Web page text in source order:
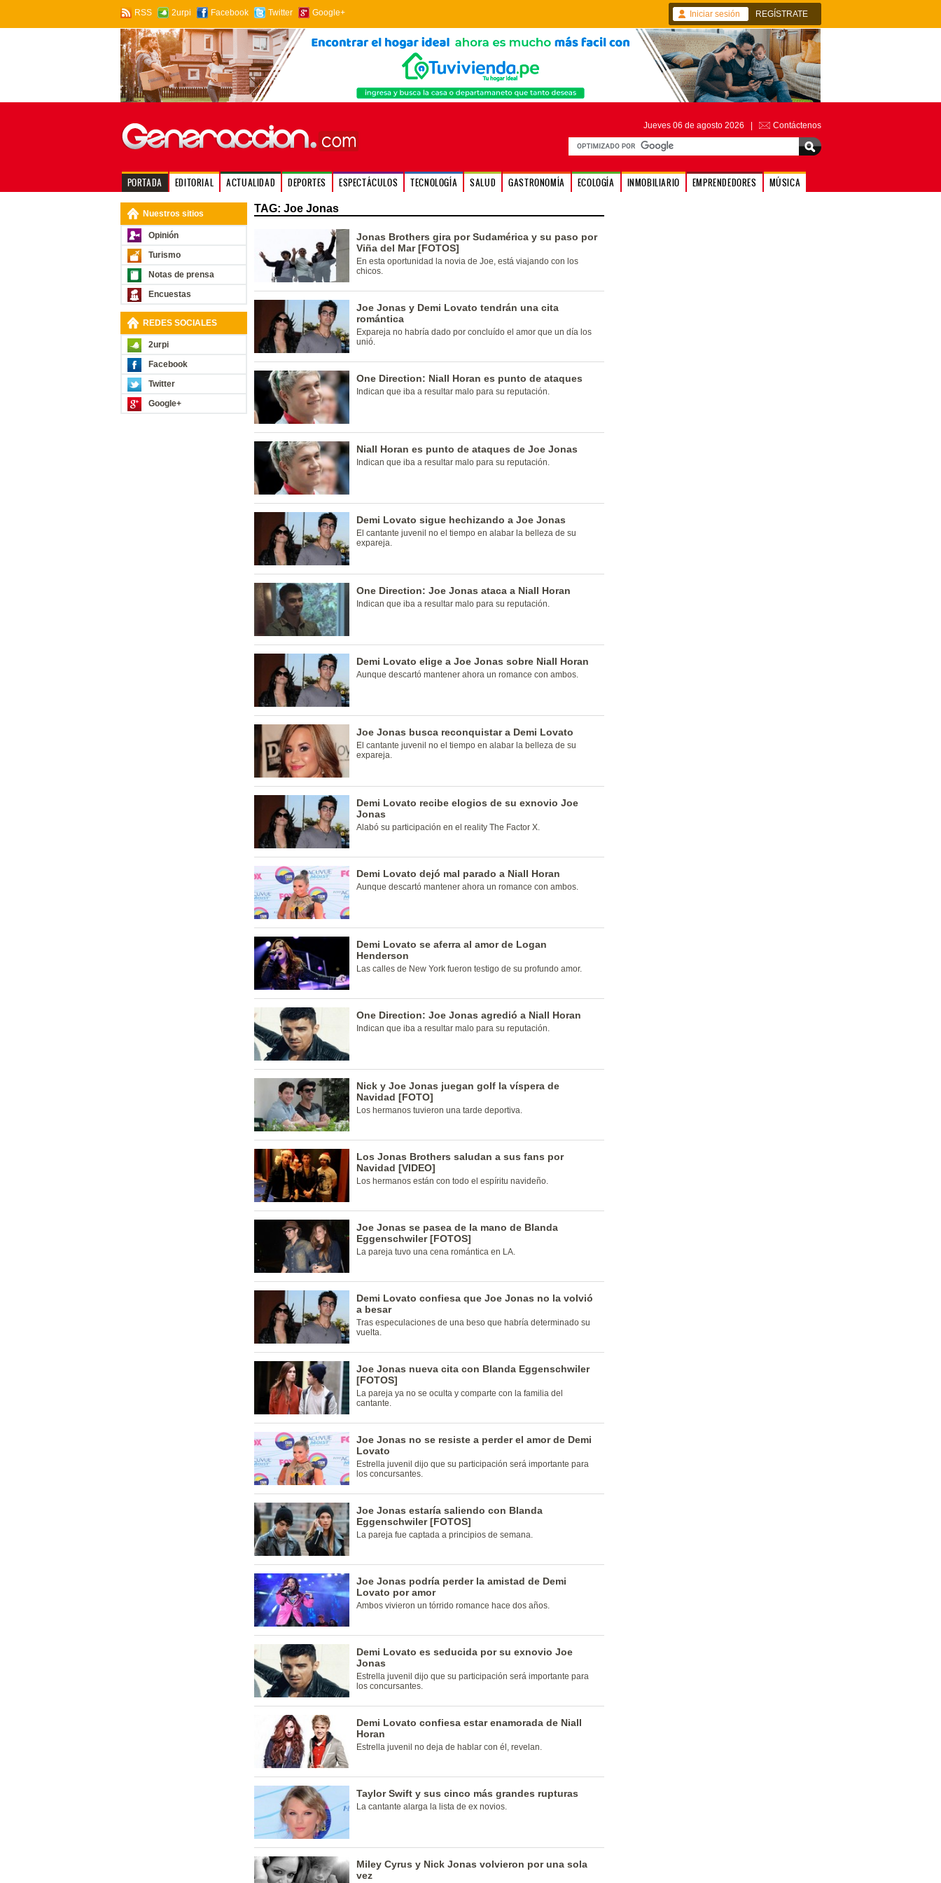
RSS 2urpi Facebook Twitter Google+ Iniciar sesión REGÍSTRATE
Jueves 06 de agosto 2026 | Contáctenos
PORTADA EDITORIAL ACTUALIDAD DEPORTES ESPECTÁCULOS TECNOLOGÍA SALUD GASTRONOMÍA ECOLOGÍA INMOBILIARIO EMPRENDEDORES MÚSICA
Nuestros sitios
Opinión
Turismo
Notas de prensa
Encuestas
REDES SOCIALES
2urpi
Facebook
Twitter
Google+
TAG: Joe Jonas
Jonas Brothers gira por Sudamérica y su paso por
Viña del Mar [FOTOS]
En esta oportunidad la novia de Joe, está viajando con los
chicos.
Joe Jonas y Demi Lovato tendrán una cita
romántica
Expareja no habría dado por concluído el amor que un día los
unió.
One Direction: Niall Horan es punto de ataques
Indican que iba a resultar malo para su reputación.
Niall Horan es punto de ataques de Joe Jonas
Indican que iba a resultar malo para su reputación.
Demi Lovato sigue hechizando a Joe Jonas
El cantante juvenil no el tiempo en alabar la belleza de su
expareja.
One Direction: Joe Jonas ataca a Niall Horan
Indican que iba a resultar malo para su reputación.
Demi Lovato elige a Joe Jonas sobre Niall Horan
Aunque descartó mantener ahora un romance con ambos.
Joe Jonas busca reconquistar a Demi Lovato
El cantante juvenil no el tiempo en alabar la belleza de su
expareja.
Demi Lovato recibe elogios de su exnovio Joe
Jonas
Alabó su participación en el reality The Factor X.
Demi Lovato dejó mal parado a Niall Horan
Aunque descartó mantener ahora un romance con ambos.
Demi Lovato se aferra al amor de Logan
Henderson
Las calles de New York fueron testigo de su profundo amor.
One Direction: Joe Jonas agredió a Niall Horan
Indican que iba a resultar malo para su reputación.
Nick y Joe Jonas juegan golf la víspera de
Navidad [FOTO]
Los hermanos tuvieron una tarde deportiva.
Los Jonas Brothers saludan a sus fans por
Navidad [VIDEO]
Los hermanos están con todo el espíritu navideño.
Joe Jonas se pasea de la mano de Blanda
Eggenschwiler [FOTOS]
La pareja tuvo una cena romántica en LA.
Demi Lovato confiesa que Joe Jonas no la volvió
a besar
Tras especulaciones de una beso que habría determinado su
vuelta.
Joe Jonas nueva cita con Blanda Eggenschwiler
[FOTOS]
La pareja ya no se oculta y comparte con la familia del
cantante.
Joe Jonas no se resiste a perder el amor de Demi
Lovato
Estrella juvenil dijo que su participación será importante para
los concursantes.
Joe Jonas estaría saliendo con Blanda
Eggenschwiler [FOTOS]
La pareja fue captada a principios de semana.
Joe Jonas podría perder la amistad de Demi
Lovato por amor
Ambos vivieron un tórrido romance hace dos años.
Demi Lovato es seducida por su exnovio Joe
Jonas
Estrella juvenil dijo que su participación será importante para
los concursantes.
Demi Lovato confiesa estar enamorada de Niall
Horan
Estrella juvenil no deja de hablar con él, revelan.
Taylor Swift y sus cinco más grandes rupturas
La cantante alarga la lista de ex novios.
Miley Cyrus y Nick Jonas volvieron por una sola
vez